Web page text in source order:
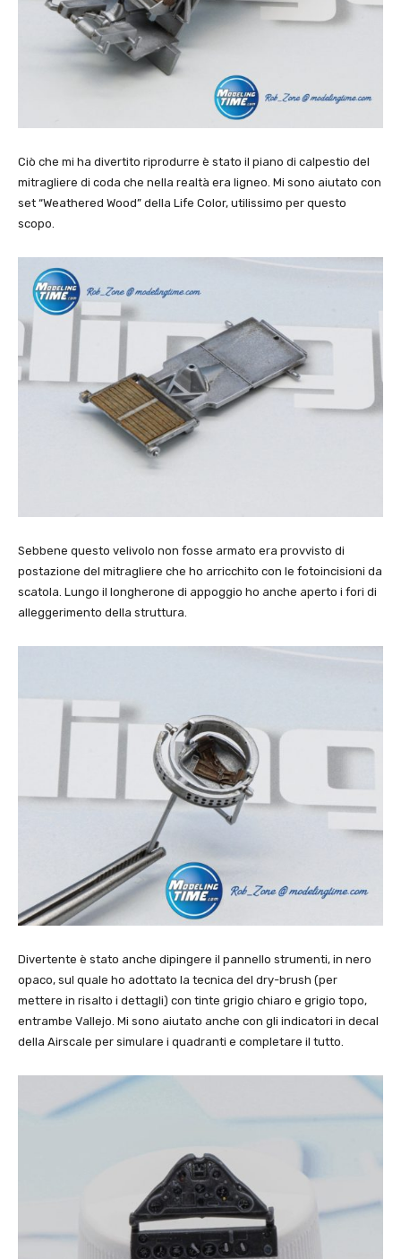
Ciò che mi ha divertito riprodurre è stato il piano di calpestio del
mitragliere di coda che nella realtà era ligneo. Mi sono aiutato con
set “Weathered Wood” della Life Color, utilissimo per questo
scopo.
Sebbene questo velivolo non fosse armato era provvisto di
postazione del mitragliere che ho arricchito con le fotoincisioni da
scatola. Lungo il longherone di appoggio ho anche aperto i fori di
alleggerimento della struttura.
Divertente è stato anche dipingere il pannello strumenti, in nero
opaco, sul quale ho adottato la tecnica del dry-brush (per
mettere in risalto i dettagli) con tinte grigio chiaro e grigio topo,
entrambe Vallejo. Mi sono aiutato anche con gli indicatori in decal
della Airscale per simulare i quadranti e completare il tutto.